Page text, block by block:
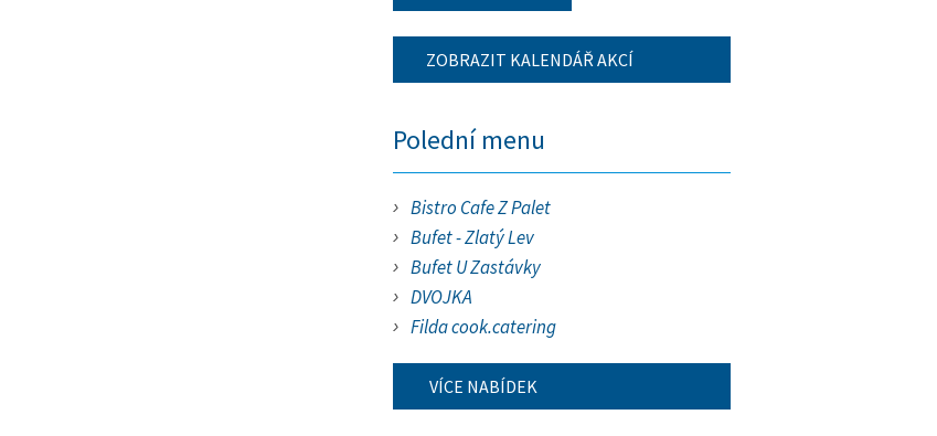
ZOBRAZIT KALENDÁŘ AKCÍ
Polední menu
Bistro Cafe Z Palet
Bufet - Zlatý Lev
Bufet U Zastávky
DVOJKA
Filda cook.catering
VÍCE NABÍDEK